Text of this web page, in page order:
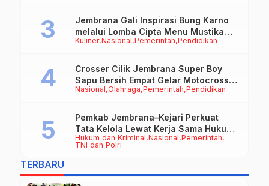
Kuliner Nasional Pemerintah Pendidikan
Jembrana Gali Inspirasi Bung Karno
melalui Lomba Cipta Menu Mustika
Rasa
Nasional Olahraga Pemerintah Pendidikan
Crosser Cilik Jembrana Super Boy
Sapu Bersih Empat Gelar Motocross
50cc
Hukum dan Kriminal Nasional Pemerintah
TNI dan Polri
Pemkab Jembrana–Kejari Perkuat
Tata Kelola Lewat Kerja Sama Hukum
Datun
TERBARU